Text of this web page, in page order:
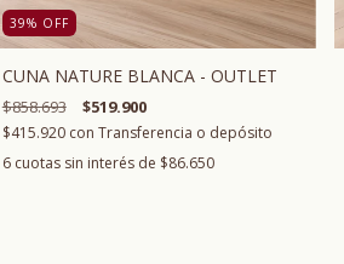
39% OFF
CUNA NATURE BLANCA - OUTLET
$858.693 $519.900
$415.920 con Transferencia o depósito
6 cuotas sin interés de $86.650